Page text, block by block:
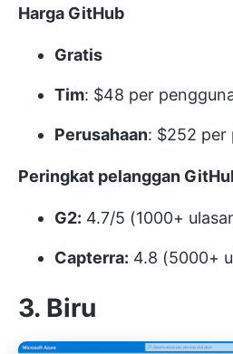
Harga GitHub
Gratis
Tim: $48 per
Perusahaan: $252 per
Peringkat pelanggan
G2: 4.7/5 (1000+
Capterra: 4.8 (5000+
3. Biru